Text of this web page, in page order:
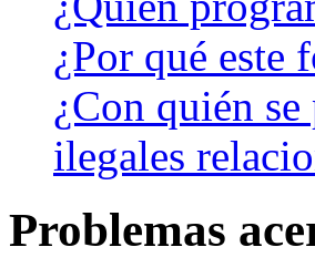
¿Por qué este
¿Con quién se
ilegales
Problemas